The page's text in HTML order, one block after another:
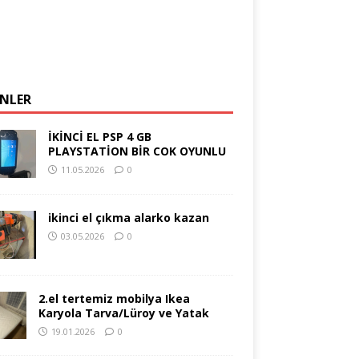
İKİNCİ EL PSP 4 GB
PLAYSTATİON BİR COK OYUNLU
11.05.2026 0
ikinci el çıkma alarko kazan
03.05.2026 0
2.el tertemiz mobilya Ikea
Karyola Tarva/Lüroy ve Yatak
19.01.2026 0